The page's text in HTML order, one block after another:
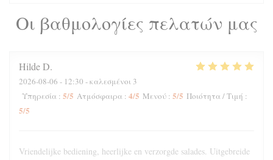
Οι βαθμολογίες πελατών μας
HildeD
2026-08-06 - 12:30 - καλεσμένοι 3
Υπηρεσία : 5/5 Ατμόσφαιρα : 4/5 Μενού : 5/5 Ποιότητα / Τιμή :
5/5
Vriendelijke bediening, heerlijke en verzorgde salades. Uitgebreide